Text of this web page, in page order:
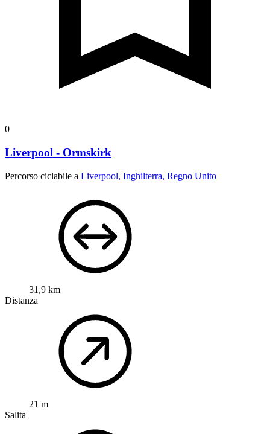
0
Liverpool - Ormskirk
Percorso ciclabile a Liverpool, Inghilterra, Regno Unito
31,9 km
Distanza
21 m
Salita